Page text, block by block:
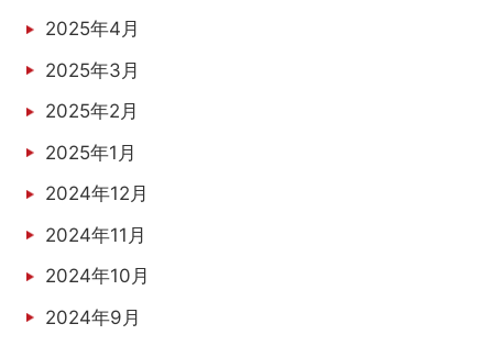
2025年4月
2025年3月
2025年2月
2025年1月
2024年12月
2024年11月
2024年10月
2024年9月